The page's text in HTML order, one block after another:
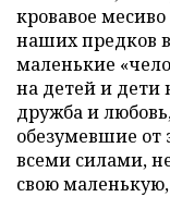
кровавое
наших предков в
маленькие
на детей и дети
дружба и
обезумевшие от
всеми силами,
свою